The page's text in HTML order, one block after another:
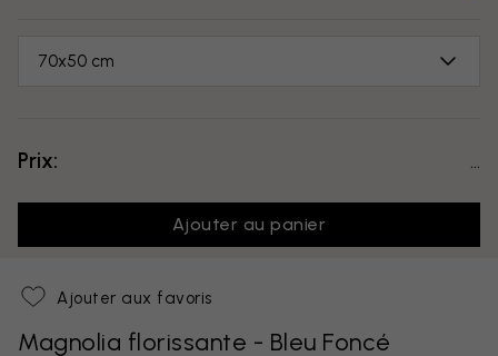
70x50 cm
Prix:
Ajouter au panier
Ajouter aux favoris
Magnolia florissante - Bleu Foncé